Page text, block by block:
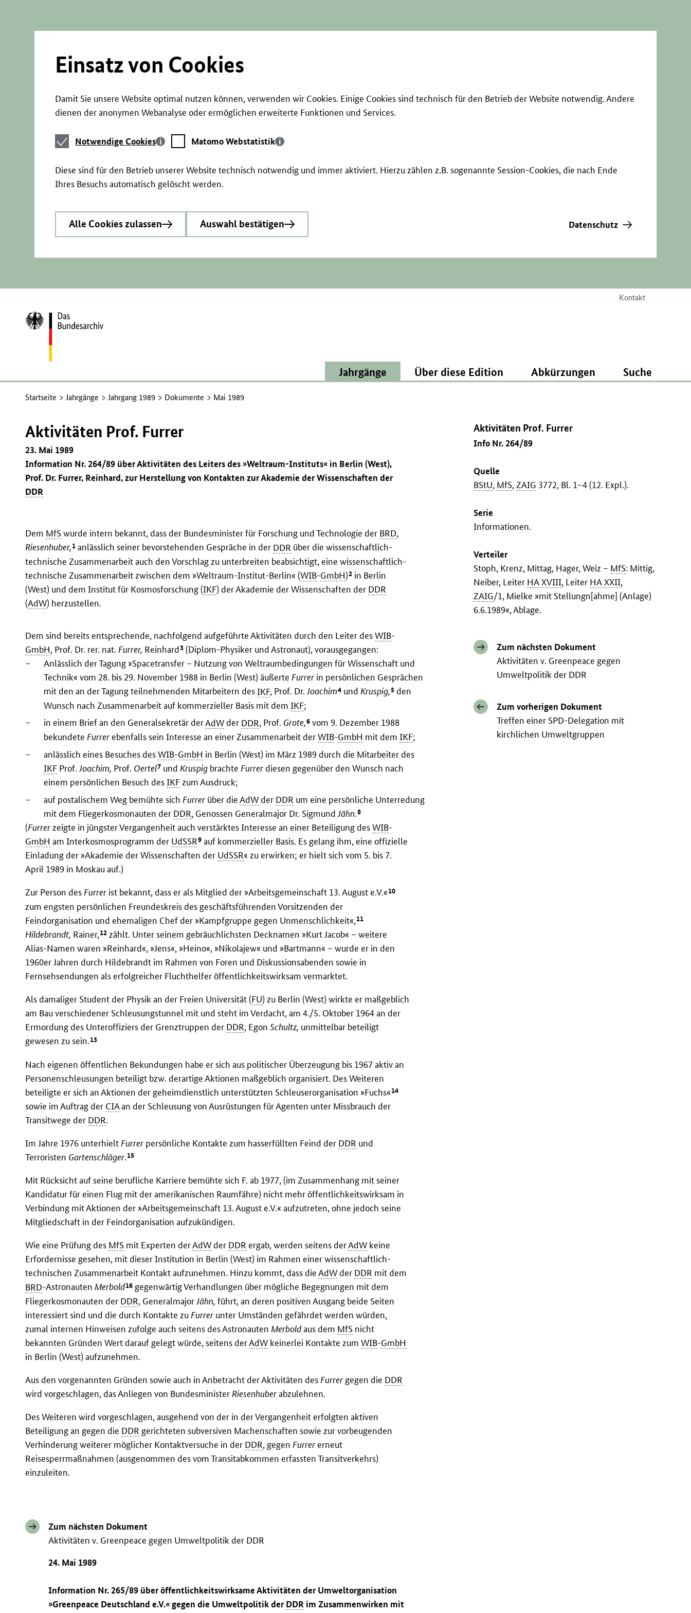
Einsatz von Cookies
Damit Sie unsere Website optimal nutzen können, verwenden wir Cookies. Einige Cookies sind technisch für den Betrieb der Website notwendig. Andere
dienen der anonymen Webanalyse oder ermöglichen erweiterte Funktionen und Services.
Notwendige
Cookies
Notwendige Cookies
Matomo
Webstatistik
Matomo Webstatistik
Diese sind für den Betrieb unserer Website technisch notwendig und immer aktiviert. Hierzu zählen z.B. sogenannte Session-Cookies, die nach Ende
Ihres Besuchs automatisch gelöscht werden.
Alle Cookies zulassen Auswahl bestätigen Datenschutz
Kontakt
Zur
Startseite
Jahrgänge Über diese Edition Abkürzungen Suche
Startseite Jahrgänge Jahrgang 1989 Dokumente Mai 1989
Aktivitäten Prof. Furrer
Info Nr. 264/89
Quelle
BStU, MfS,ZAIG 3772, Bl. 1–4 (12. Expl.).
Serie
Informationen.
Verteiler
Stoph, Krenz, Mittag, Hager, Weiz – MfS: Mittig,
Neiber, Leiter HA XVIII, Leiter HA XXII,
ZAIG/1, Mielke »mit Stellungn[ahme] (Anlage)
6.6.1989«, Ablage.
Zum nächsten Dokument
Aktivitäten v. Greenpeace gegen
Umweltpolitik der DDR
Zum vorherigen Dokument
Treffen einer SPD-Delegation mit
kirchlichen Umweltgruppen
Aktivitäten Prof. Furrer
23. Mai 1989
Information Nr. 264/89 über Aktivitäten des Leiters des »Weltraum-Instituts« in Berlin (West),
Prof. Dr. Furrer, Reinhard, zur Herstellung von Kontakten zur Akademie der Wissenschaften der
DDR
Dem MfSwurde intern bekannt, dass der Bundesminister für Forschung und Technologie der BRD,
Riesenhuber,1 anlässlich seiner bevorstehenden Gespräche in der DDR über die wissenschaftlich-
technische Zusammenarbeit auch den Vorschlag zu unterbreiten beabsichtigt, eine wissenschaftlich-
technische Zusammenarbeit zwischen dem »Weltraum-Institut-Berlin« (WIB-GmbH)2 in Berlin
(West) und dem Institut für Kosmosforschung (IKF) der Akademie der Wissenschaften der DDR
(AdW) herzustellen.
Dem sind bereits entsprechende, nachfolgend aufgeführte Aktivitäten durch den Leiter desWIB-
GmbH, Prof. Dr. rer. nat. Furrer, Reinhard3 (Diplom-Physiker und Astronaut), vorausgegangen:
–
Anlässlich der Tagung »Spacetransfer – Nutzung von Weltraumbedingungen für Wissenschaft und
Technik« vom 28. bis 29. November 1988 in Berlin (West) äußerte Furrer in persönlichen Gesprächen
mit den an der Tagung teilnehmenden Mitarbeitern desIKF, Prof. Dr.Joachim4 und Kruspig,5 den
Wunsch nach Zusammenarbeit auf kommerzieller Basis mit demIKF;
–
in einem Brief an den Generalsekretär derAdWder DDR, Prof. Grote,6 vom 9. Dezember 1988
bekundete Furrer ebenfalls sein Interesse an einer Zusammenarbeit derWIB-GmbH mit demIKF;
–
anlässlich eines Besuches desWIB-GmbH in Berlin (West) im März 1989 durch die Mitarbeiter des
IKF Prof. Joachim, Prof. Oertel7 und Kruspig brachte Furrerdiesen gegenüber den Wunsch nach
einem persönlichen Besuch desIKF zum Ausdruck;
–
auf postalischem Weg bemühte sich Furrer über dieAdWder DDR um eine persönliche Unterredung
mit dem Fliegerkosmonauten der DDR, Genossen Generalmajor Dr. Sigmund Jähn.8
(Furrer zeigte in jüngster Vergangenheit auch verstärktes Interesse an einer Beteiligung desWIB-
GmbH am Interkosmosprogramm der UdSSR9 auf kommerzieller Basis. Es gelang ihm, eine offizielle
Einladung der »Akademie der Wissenschaften der UdSSR« zu erwirken; er hielt sich vom 5. bis 7.
April 1989 in Moskau auf.)
Zur Person des Furrer ist bekannt, dass er als Mitglied der »Arbeitsgemeinschaft 13. August e.V.«10
zum engsten persönlichen Freundeskreis des geschäftsführenden Vorsitzenden der
Feindorganisation und ehemaligen Chef der »Kampfgruppe gegen Unmenschlichkeit«,11
Hildebrandt, Rainer,12 zählt. Unter seinem gebräuchlichsten Decknamen »Kurt Jacob« – weitere
Alias-Namen waren »Reinhard«, »Jens«, »Heino«, »Nikolajew« und »Bartmann« – wurde er in den
1960er Jahren durch Hildebrandt im Rahmen von Foren und Diskussionsabenden sowie in
Fernsehsendungen als erfolgreicher Fluchthelfer öffentlichkeitswirksam vermarktet.
Als damaliger Student der Physik an der Freien Universität (FU) zu Berlin (West) wirkte er maßgeblich
am Bau verschiedener Schleusungstunnel mit und steht im Verdacht, am 4./5. Oktober 1964 an der
Ermordung des Unteroffiziers der Grenztruppen der DDR, EgonSchultz, unmittelbar beteiligt
gewesen zu sein.13
Nach eigenen öffentlichen Bekundungen habe er sich aus politischer Überzeugung bis 1967 aktiv an
Personenschleusungen beteiligt bzw. derartige Aktionen maßgeblich organisiert. Des Weiteren
beteiligte er sich an Aktionen der geheimdienstlich unterstützten Schleuserorganisation »Fuchs«14
sowie im Auftrag der CIAan der Schleusung von Ausrüstungen für Agenten unter Missbrauch der
Transitwege der DDR.
Im Jahre 1976 unterhielt Furrer persönliche Kontakte zum hasserfüllten Feind der DDR und
Terroristen Gartenschläger.15
Mit Rücksicht auf seine berufliche Karriere bemühte sich F. ab 1977, (im Zusammenhang mit seiner
Kandidatur für einen Flug mit der amerikanischen Raumfähre) nicht mehr öffentlichkeitswirksam in
Verbindung mit Aktionen der »Arbeitsgemeinschaft 13. August e.V.« aufzutreten, ohne jedoch seine
Mitgliedschaft in der Feindorganisation aufzukündigen.
Wie eine Prüfung des MfS mit Experten derAdWder DDR ergab, werden seitens derAdW keine
Erfordernisse gesehen, mit dieser Institution in Berlin (West) im Rahmen einer wissenschaftlich-
technischen Zusammenarbeit Kontakt aufzunehmen. Hinzu kommt, dass dieAdWder DDR mit dem
BRD-Astronauten Merbold16 gegenwärtig Verhandlungen über mögliche Begegnungen mit dem
Fliegerkosmonauten der DDR, Generalmajor Jähn, führt, an deren positiven Ausgang beide Seiten
interessiert sind und die durch Kontakte zu Furrer unter Umständen gefährdet werden würden,
zumal internen Hinweisen zufolge auch seitens des Astronauten Merboldaus dem MfS nicht
bekannten Gründen Wert darauf gelegt würde, seitens derAdW keinerlei Kontakte zumWIB-GmbH
in Berlin (West) aufzunehmen.
Aus den vorgenannten Gründen sowie auch in Anbetracht der Aktivitäten des Furrer gegen die DDR
wird vorgeschlagen, das Anliegen von Bundesminister Riesenhuberabzulehnen.
Des Weiteren wird vorgeschlagen, ausgehend von der in der Vergangenheit erfolgten aktiven
Beteiligung an gegen die DDR gerichteten subversiven Machenschaften sowie zur vorbeugenden
Verhinderung weiterer möglicher Kontaktversuche in der DDR, gegen Furrer erneut
Reisesperrmaßnahmen (ausgenommen des vom Transitabkommen erfassten Transitverkehrs)
einzuleiten.
Zum nächsten Dokument
Aktivitäten v. Greenpeace gegen Umweltpolitik der DDR
24. Mai 1989
Information Nr. 265/89 über öffentlichkeitswirksame Aktivitäten der Umweltorganisation
»Greenpeace Deutschland e.V.« gegen die Umweltpolitik derDDR im Zusammenwirken mit